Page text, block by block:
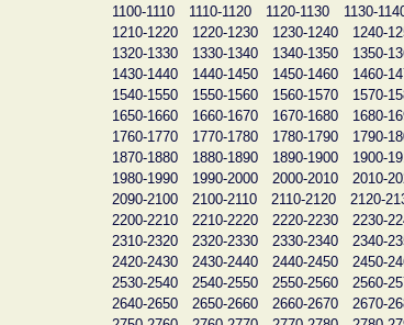
1100-1110
1110-1120 1120-1130 1130-
1210-1220
1220-1230 1230-1240 1240-
1320-1330
1330-1340 1340-1350 1350-
1430-1440
1440-1450 1450-1460 1460-
1540-1550
1550-1560 1560-1570 1570-
1650-1660
1660-1670 1670-1680 1680-
1760-1770
1770-1780 1780-1790 1790-
1870-1880
1880-1890 1890-1900 1900-
1980-1990
1990-2000 2000-2010 2010-
2090-2100
2100-2110 2110-2120 2120-
2200-2210
2210-2220 2220-2230 2230-
2310-2320
2320-2330 2330-2340 2340-
2420-2430
2430-2440 2440-2450 2450-
2530-2540
2540-2550 2550-2560 2560-
2640-2650
2650-2660 2660-2670 2670-